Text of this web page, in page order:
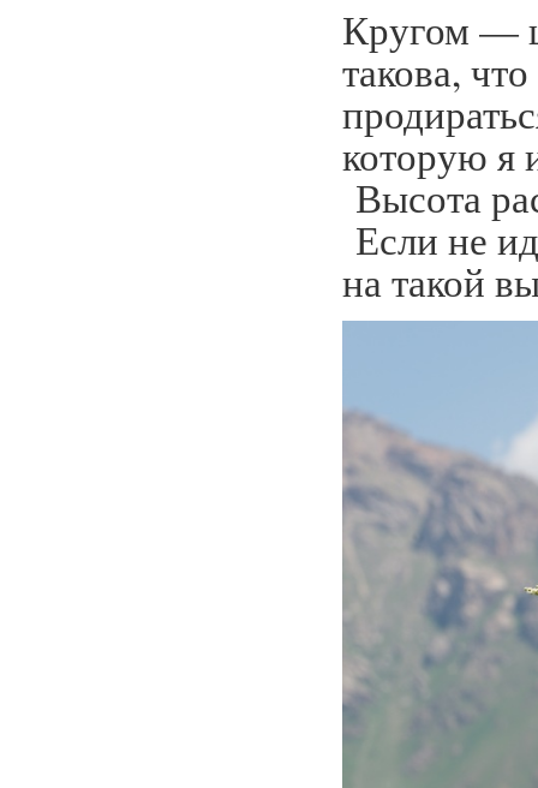
Кругом —
такова,
которую я
Высота
Если не
на такой